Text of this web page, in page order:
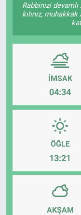
Rabbinizi devamlı
kılınız,
İMSAK
04:34
ÖĞLE
13:21
AKŞAM
SPOR